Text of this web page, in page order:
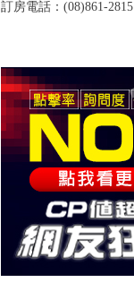
訂房電話：(08)861-2815